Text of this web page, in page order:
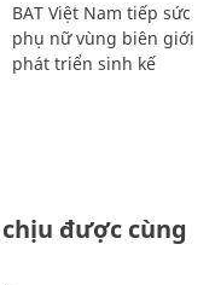
BAT Việt Nam tiếp sức
phụ nữ vùng biên giới
phát triển sinh kế
được cùng